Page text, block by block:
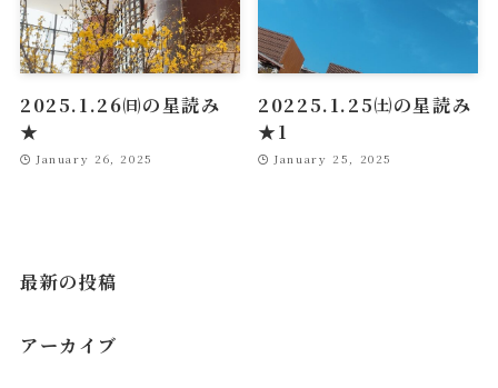
2025.1.26㈰の星読み
★
January 26, 2025
20225.1.25㈯の星読み
★1
January 25, 2025
最新の投稿
アーカイブ